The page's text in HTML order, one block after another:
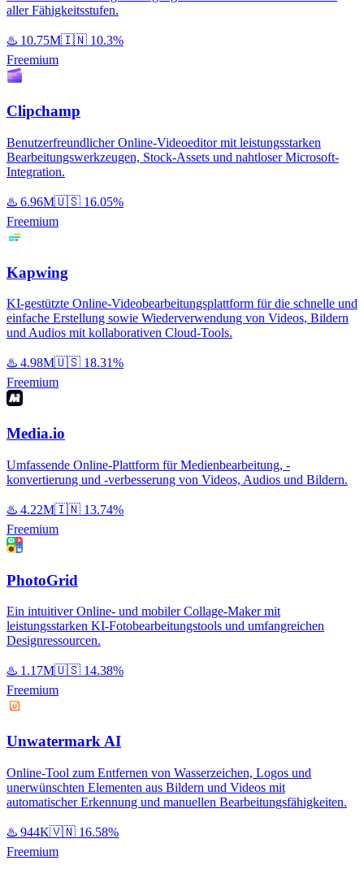
aller Fähigkeitsstufen.
♨️ 10.75M🇮🇳 10.3%
Freemium
Clipchamp
Benutzerfreundlicher Online-Videoeditor mit leistungsstarken
Bearbeitungswerkzeugen, Stock-Assets und nahtloser Microsoft-
Integration.
♨️ 6.96M🇺🇸 16.05%
Freemium
Kapwing
KI-gestützte Online-Videobearbeitungsplattform für die schnelle und
einfache Erstellung sowie Wiederverwendung von Videos, Bildern
und Audios mit kollaborativen Cloud-Tools.
♨️ 4.98M🇺🇸 18.31%
Freemium
Media.io
Umfassende Online-Plattform für Medienbearbeitung, -
konvertierung und -verbesserung von Videos, Audios und Bildern.
♨️ 4.22M🇮🇳 13.74%
Freemium
PhotoGrid
Ein intuitiver Online- und mobiler Collage-Maker mit
leistungsstarken KI-Fotobearbeitungstools und umfangreichen
Designressourcen.
♨️ 1.17M🇺🇸 14.38%
Freemium
Unwatermark AI
Online-Tool zum Entfernen von Wasserzeichen, Logos und
unerwünschten Elementen aus Bildern und Videos mit
automatischer Erkennung und manuellen Bearbeitungsfähigkeiten.
♨️ 944K🇻🇳 16.58%
Freemium